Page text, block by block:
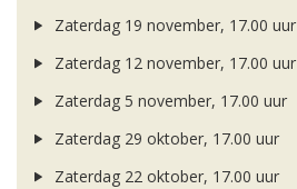
Zaterdag 19 november, 17.00 uur
Zaterdag 12 november, 17.00 uur
Zaterdag 5 november, 17.00 uur
Zaterdag 29 oktober, 17.00 uur
Zaterdag 22 oktober, 17.00 uur